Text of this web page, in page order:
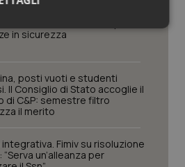
in sicurezza
posti vuoti e studenti
Il Consiglio di Stato accoglie il
di C&P: semestre filtro
il merito
integrativa. Fimiv su risoluzione
“Serva un’alleanza per
Statistici Marketing
Statistici Marketing
contribuiscono a rendere fruibile il
funzionalità di base quali la